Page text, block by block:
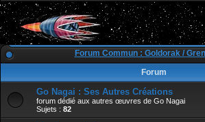
Forum Commun : Goldorak /
Forum
Go Nagai : Ses Autres Créations
forum dédié aux autres œuvres de Go Nagai
Sujets : 82